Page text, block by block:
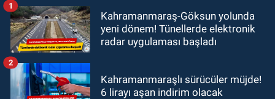
Kahramanmaraş-Göksun yolunda
yeni dönem! Tünellerde elektronik
radar uygulaması başladı
1
Kahramanmaraşlı sürücüler müjde!
6 lirayı aşan indirim olacak
2